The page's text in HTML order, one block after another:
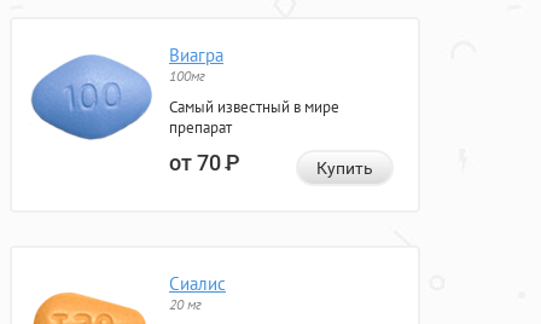
Виагра
100мг
Самый известный в мире
препарат
от 70Р Купить
Сиалис
20 мг